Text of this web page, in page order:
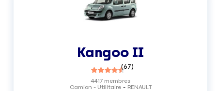
Kangoo II
(67)
Camion - Utilitaire RENAULT
4417membres